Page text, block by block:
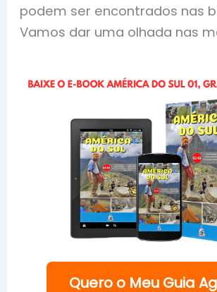
podem ser encontrados nas
Vamos dar uma olhada nas
Quero o Meu Guia